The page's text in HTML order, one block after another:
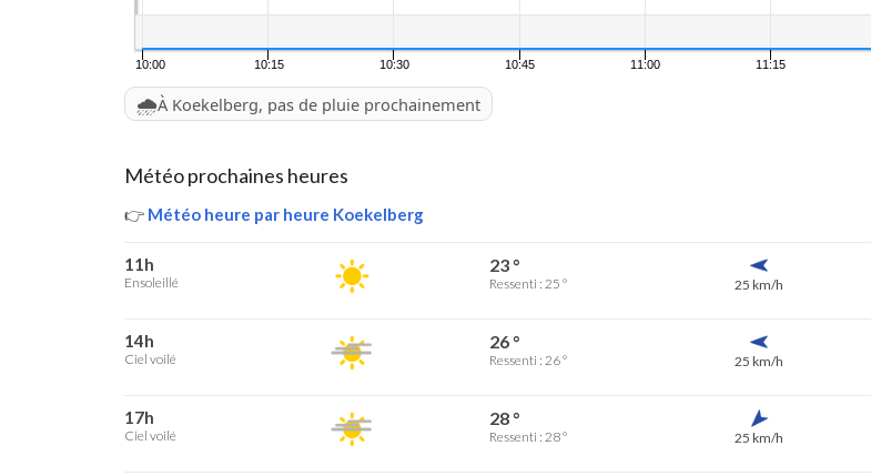
10:00 10:15 10:30 10:45 11:00 11:15
🌧️À Koekelberg, pas de pluie prochainement
Météo prochaines heures
👉 Météo heure par heure Koekelberg
11h
Ensoleillé
23 °
Ressenti : 25 ° 25 km/h
14h
Ciel voilé
26 °
Ressenti : 26 ° 25 km/h
17h
Ciel voilé
28 °
Ressenti : 28 ° 25 km/h